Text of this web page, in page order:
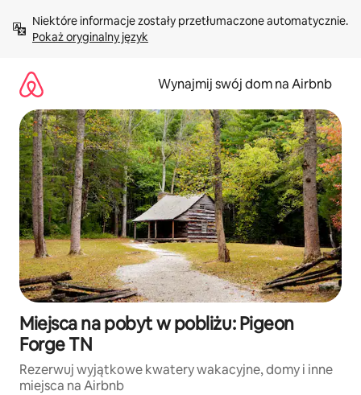
treści Pokaż oryginalny język
Wynajmij swój dom na Airbnb
Miejsca na pobyt w pobliżu: Pigeon
Forge TN
Rezerwuj wyjątkowe kwatery wakacyjne, domy i inne
miejsca na Airbnb